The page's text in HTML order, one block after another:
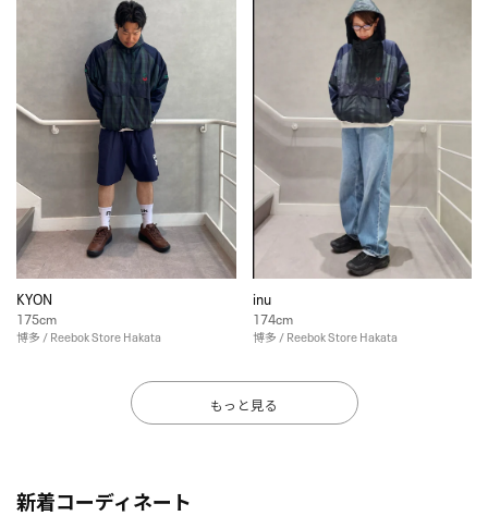
KYON
175cm
博多 / Reebok Store Hakata
inu
174cm
博多 / Reebok Store Hakata
もっと見る
新着コーディネート